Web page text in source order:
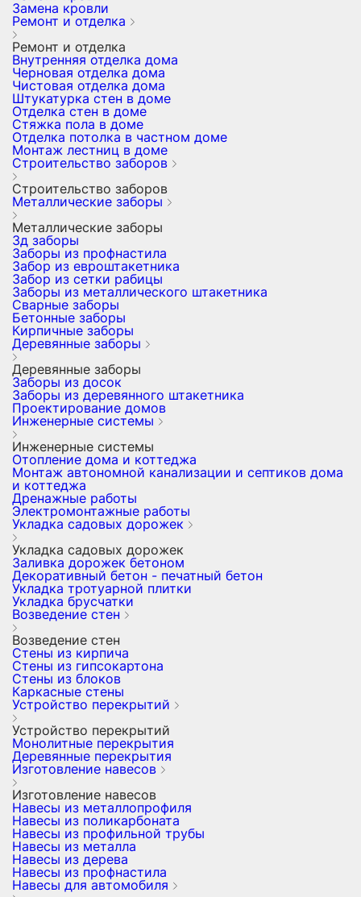
Замена кровли
Ремонт и отделка
Ремонт и отделка
Внутренняя отделка дома
Черновая отделка дома
Чистовая отделка дома
Штукатурка стен в доме
Отделка стен в доме
Стяжка пола в доме
Отделка потолка в частном доме
Монтаж лестниц в доме
Строительство заборов
Строительство заборов
Металлические заборы
Металлические заборы
3д заборы
Заборы из профнастила
Забор из евроштакетника
Забор из сетки рабицы
Заборы из металлического штакетника
Сварные заборы
Бетонные заборы
Кирпичные заборы
Деревянные заборы
Деревянные заборы
Заборы из досок
Заборы из деревянного штакетника
Проектирование домов
Инженерные системы
Инженерные системы
Отопление дома и коттеджа
Монтаж автономной канализации и септиков дома
и коттеджа
Дренажные работы
Электромонтажные работы
Укладка садовых дорожек
Укладка садовых дорожек
Заливка дорожек бетоном
Декоративный бетон - печатный бетон
Укладка тротуарной плитки
Укладка брусчатки
Возведение стен
Возведение стен
Стены из кирпича
Стены из гипсокартона
Стены из блоков
Каркасные стены
Устройство перекрытий
Устройство перекрытий
Монолитные перекрытия
Деревянные перекрытия
Изготовление навесов
Изготовление навесов
Навесы из металлопрофиля
Навесы из поликарбоната
Навесы из профильной трубы
Навесы из металла
Навесы из дерева
Навесы из профнастила
Навесы для автомобиля